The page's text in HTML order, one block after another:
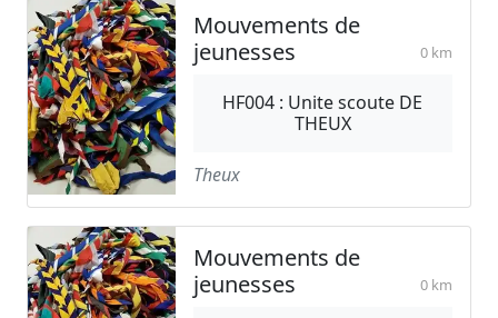
Mouvements de
jeunesses
0 km
HF004 : Unite scoute DE
THEUX
Theux
Mouvements de
jeunesses
0 km